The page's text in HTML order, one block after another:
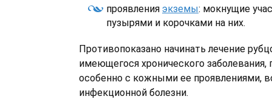
проявления экземы: мокнущие
пузырями и корочками на них.
Противопоказано начинать лечение
имеющегося хронического заболевания,
особенно с кожными ее проявлениями,
инфекционной болезни.